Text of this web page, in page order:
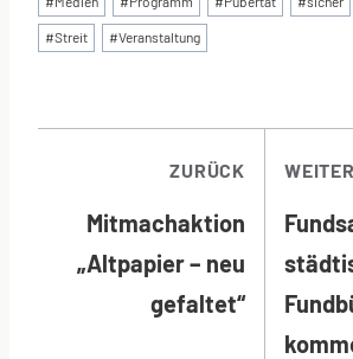
#Streit #Veranstaltung
ZURÜCK
Mitmachaktion
„Altpapier – neu
gefaltet“
WEITER